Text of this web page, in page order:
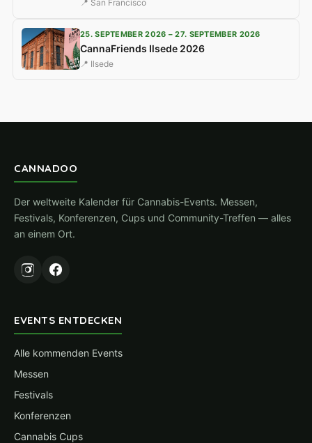
📍 San Francisco
25. SEPTEMBER 2026 – 27. SEPTEMBER 2026
CannaFriends Ilsede 2026
📍 Ilsede
CANNADOO
Der weltweite Kalender für Cannabis-Events. Messen,
Festivals, Konferenzen, Cups und Community-Treffen — alles
an einem Ort.
EVENTS ENTDECKEN
Alle kommenden Events
Messen
Festivals
Konferenzen
Cannabis Cups